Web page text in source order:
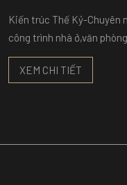
Kiến trúc Thế Kỷ-Chuyên
công trình nhà ở,văn
XEM CHI TIẾT